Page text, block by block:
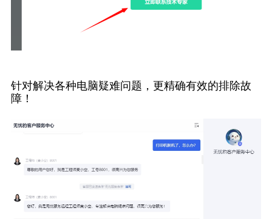
针对解决各种电脑疑难问题，更精确有效的排除故
障！